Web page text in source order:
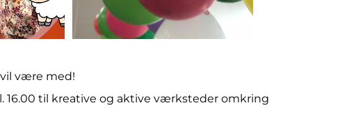
være med!
16.00 til kreative og aktive værksteder omkring